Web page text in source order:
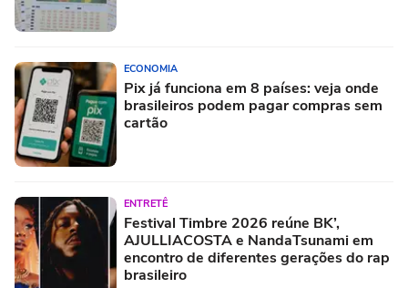
ECONOMIA
Pix já funciona em 8 países: veja onde
brasileiros podem pagar compras sem
cartão
ENTRETÊ
Festival Timbre 2026 reúne BK’,
AJULLIACOSTA e NandaTsunami em
encontro de diferentes gerações do rap
brasileiro